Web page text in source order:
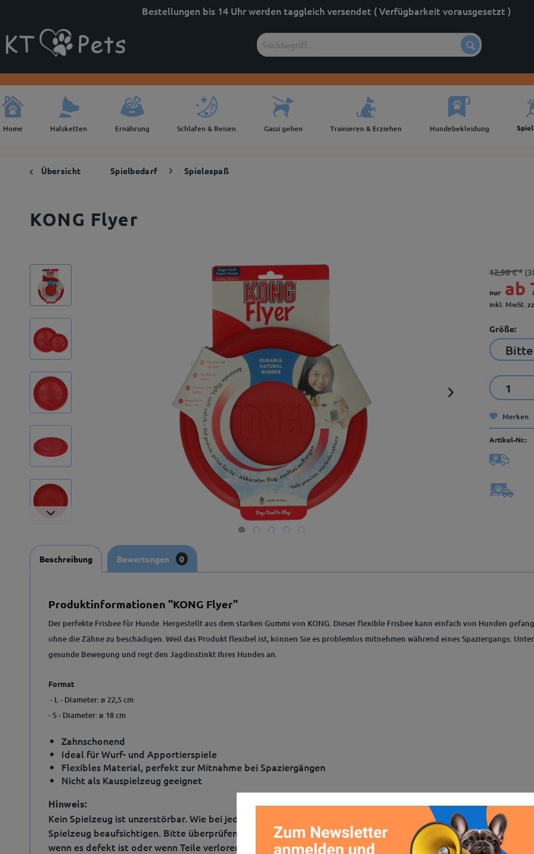
Bestellungen bis 14 Uhr werden taggleich versendet ( Verfügbarkeit vorausgesetzt )
Home Halsketten Ernährung Schlafen & Reisen Gassi gehen Trainieren & Erziehen Hundebekleidung
Übersicht Spielbedarf Spielespaß
KONG Flyer
12,98 € *
nur ab
inkl. MwSt.
Größe:
Merken
Artikel-Nr.:
Beschreibung Bewertungen 0
Produktinformationen "KONG Flyer"
Der perfekte Frisbee fùr Hunde. Hergestellt aus dem starken Gummi von KONG. Dieser flexible Frisbee kann einfach von Hunden
ohne die Zähne zu beschädigen. Weil das Produkt flexibel ist, können Sie es problemlos mitnehmen während eines Spaziergangs.
gesunde Bewegung und regt den Jagdinstinkt Ihres Hundes an.
Format
- L - Diameter: ø 22,5 cm
- S - Diameter: ø 18 cm
Zahnschonend
Ideal für Wurf- und Apportierspiele
Flexibles Material, perfekt zur Mitnahme bei Spaziergängen
Nicht als Kauspielzeug geeignet
Hinweis:
Kein Spielzeug ist unzerstörbar. Wie bei jedem anderen Produkt sollten Sie Ihr Tier bei der Beschäftigung mit
Spielzeug beaufsichtigen. Bitte überprüfen Sie das Produkt regelmäßig auf Schäden und ersetzen Sie das
wenn es defekt ist oder wenn Teile verloren gehen, da ansonsten eine Verletzung des Tieres nicht